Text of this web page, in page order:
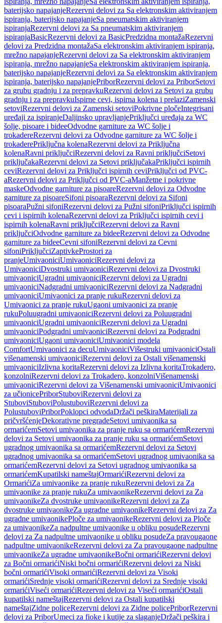
baterijsko napajanjeRezervni delovi za Sa elektronskim aktiviranjem
ispiranja, baterijsko napajanjeSa pneumatskim aktiviranjem
ispiranjaRezervni delovi za Sa pneumatskim aktiviranjem
ispiranjaBasicRezervni delovi za BasicPredzidna montažaRezervni
delovi za Predzidna montažaSa elektronskim aktiviranjem ispiranja,
mrežno napajanjeRezervni delovi za Sa elektronskim aktiviranjem
ispiranja, mrežno napajanjeSa elektronskim aktiviranjem ispiranja,
baterijsko napajanjeRezervni delovi za Sa elektronskim aktiviranjem
ispiranja, baterijsko napajanjePriborRezervni delovi za PriborSetovi
za grubu gradnju i za prepravkuRezervni delovi za Setovi za grubu
gradnju i za prepravkuIspirne cevi, ispirna kolena i prelaziZamenski
setoviRezervni delovi za Zamenski setoviPokrivne pločeIntegrisani
uređaji za ispiranjeDaljinsko upravljanjePriključci uređaja za WC
šolje, pisoare i bideeOdvodne garniture za WC šolje i
trokadereRezervni delovi za Odvodne garniture za WC šolje i
trokaderePriključna kolenaRezervni delovi za Priključna
kolenaRavni priključciRezervni delovi za Ravni priključciSetovi
priključakaRezervni delovi za Setovi priključakaPriključci ispirnih
ceviRezervni delovi za Priključci ispirnih ceviPriključci od PVC-
aRezervni delovi za Priključci od PVC-aManžetne i pokrivne
maskeOdvodne garniture za pisoareRezervni delovi za Odvodne
garniture za pisoareSifoni pisoaraRezervni delovi za Sifoni
pisoaraPužni sifoniRezervni delovi za Pužni sifoniPriključci ispirnih
cevi i ispirnih kolenaRezervni delovi za Priključci ispirnih cevi i
ispirnih kolenaRavni priključciRezervni delovi za Ravni
priključciOdvodne garniture za bideeRezervni delovi za Odvodne
garniture za bideeCevni sifoniRezervni delovi za Cevni
sifoniPriključciZaptivkeProstori za
pranjeUmivaoniciUmivaoniciRezervni delovi za
UmivaoniciDvostruki umivaoniciRezervni delovi za Dvostruki
umivaoniciUgradni umivaoniciRezervni delovi za Ugradni
umivaoniciNadgradni umivaoniciRezervni delovi za Nadgradni
umivaoniciUmivaonici za pranje rukuRezervni delovi za
Umivaonici za pranje rukuUgaoni umivaonici za pranje
rukuPoluugradni umivaoniciRezervni delovi za Poluugradni
umivaoniciUgradni umivaoniciRezervni delovi za Ugradni
umivaoniciPodgradni umivaoniciRezervni delovi za Podgradni
umivaoniciUgaoni umivaoniciUmivaonici modela
ComfortUmivaonici za decuUmivaoniciVišestruki umivaoniciOstali
višenamenski umivaoniciRezervni delovi za Ostali višenamenski
umivaoniciIzlivna koritaRezervni delovi za Izlivna koritaTrokadero,
konzolniRezervni delovi za Trokadero, konzolniVišenamenski
umivaoniciRezervni delovi za Višenamenski umivaoniciUmivaonici
za učionicePriborStuboviRezervni delovi za
StuboviStuboviPolustuboviRezervni delovi za
PolustuboviPriborPoklopci odvodaDržači peškiraMaterijali za
pričvršćenjeDekorativne pregradeSetovi umivaonika sa
ormarićemSetovi umivaonika za pranje ruku sa ormarićemRezervni
delovi za Setovi umivaonika za pranje ruku sa ormarićemSetovi
ugradnog umivaonika sa ormarićemRezervni delovi za Setovi
ugradnog umivaonika sa ormarićemSetovi ugradnog umivaonika sa
ormarićemRezervni delovi za Setovi ugradnog umivaonika sa
ormarićemKupatilski nameštajOrmarićiRezervni delovi za
OrmarićiZa umivaonike za pranje rukuRezervni delovi za Za
umivaonike za pranje rukuZa umivaonikeRezervni delovi za Za
umivaonikeZa dvostruke umivaonikeRezervni delovi za Za
dvostruke umivaonikeZa ugradne umivaonikeRezervni delovi za Za
ugradne umivaonikePloče za umivaonikeRezervni delovi za Ploče
za umivaonikeZa nadpultne umivaonike u obliku posudeRezervni
delovi za Za nadpultne umivaonike u obliku posudeZa pravougaone
nadpultne umivaonikeRezervni delovi za Za pravougaone nadpultne
umivaonikeZa ugradne umivaonikeBočni ormarićiRezervni delovi
za Bočni ormarićiNiski bočni ormarićiRezervni delovi za Niski
bočni ormarićiVisoki ormarićiRezervni delovi za Visoki
ormarićiSrednje visoki ormarićiRezervni delovi za Srednje visoki
ormarićiViseći ormarićiRezervni delovi za Viseći ormarićiOstali
kupatilski nameštajRezervni delovi za Ostali kupatilski
nameštajZidne policeRezervni delovi za Zidne policePriborRezervni
delovi za PriborUmeci za fioke i kutije za slaganjeDržači peškira i